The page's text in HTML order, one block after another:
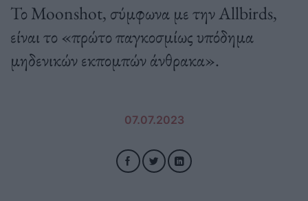
Το Moonshot, σύμφωνα με την Allbirds,
είναι το «πρώτο παγκοσμίως υπόδημα
μηδενικών εκπομπών άνθρακα».
07.07.2023